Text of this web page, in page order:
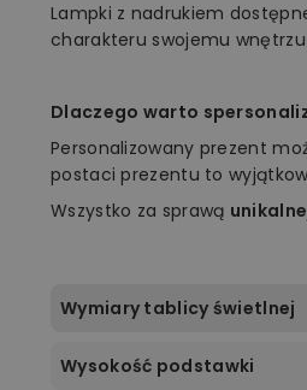
Lampki z nadrukiem
charakteru swojemu
Dlaczego warto
Personalizowany prezent
postaci prezentu to
Wszystko za sprawą
Wymiary tablicy świetlnej
Wysokość podstawki